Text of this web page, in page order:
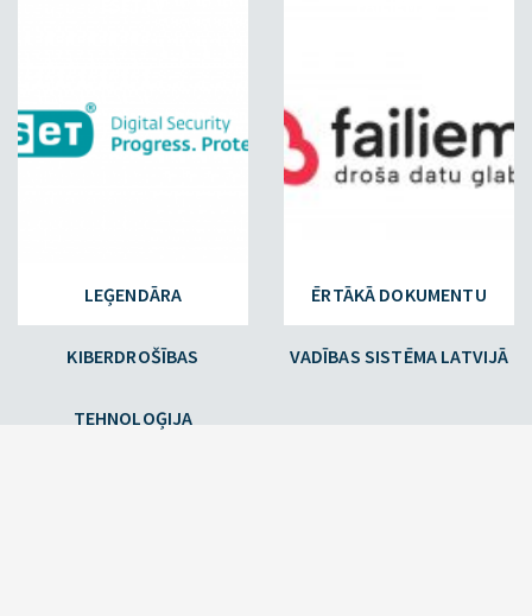
LEĢENDĀRA
KIBERDROŠĪBAS
TEHNOLOĢIJA
ĒRTĀKĀ DOKUMENTU
VADĪBAS SISTĒMA LATVIJĀ